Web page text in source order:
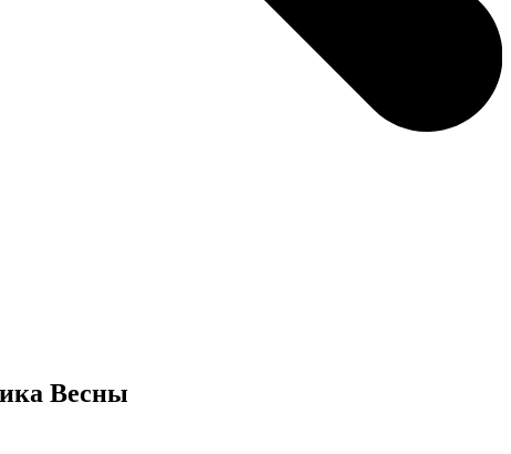
Весны